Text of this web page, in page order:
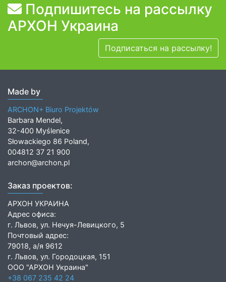
Подпишитесь на рассылку
АРХОН Украина
Подписаться на рассылку!
Made by
ARCHON+ Biuro Projektów
Barbara Mendel,
32-400 Myślenice
Słowackiego 86 Poland,
004812 37 21 900
archon@archon.pl
Заказ проектов:
АРХОН УКРАИНА
Адрес офиса:
г. Львов, ул. Нечуя-Левицкого, 5
Почтовый адрес:
79018, а/я 9612
г. Львов, ул. Городоцкая, 151
ООО "АРХОН Украина"
+38 067 235 42 24